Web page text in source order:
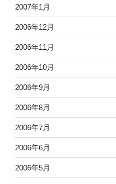
2007年1月
2006年12月
2006年11月
2006年10月
2006年9月
2006年8月
2006年7月
2006年6月
2006年5月